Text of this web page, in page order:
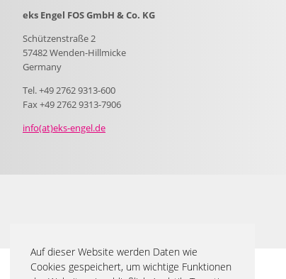
Auf dieser Website werden Daten wie
Cookies gespeichert, um wichtige Funktionen
eks Engel FOS GmbH & Co. KG
Schützenstraße 2
57482 Wenden-Hillmicke
Germany
Tel. +49 2762 9313-600
Fax +49 2762 9313-7906
info(at)eks-engel.de